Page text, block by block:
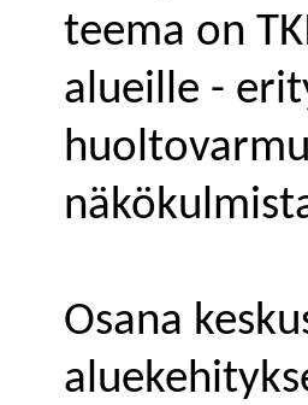
teema on
alueille -
Osana